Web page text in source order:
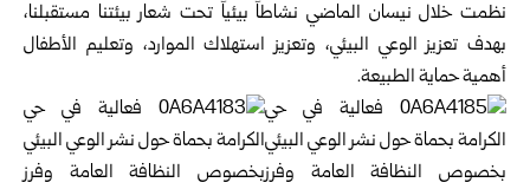
نظمت خلال نيسان الماضي نشاطاً بيئياً تحت شعار بيئتنا مستقبلنا،
بهدف تعزيز الوعي البيئي، وتعزيز استهلاك الموارد، وتعليم الأطفال
أهمية حماية الطبيعة.